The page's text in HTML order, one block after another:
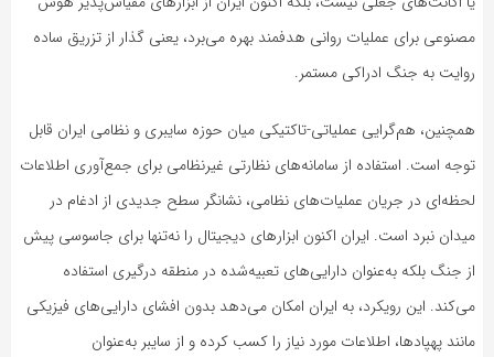
مصنوعی برای عملیات روانی هدفمند بهره می‌برد، یعنی گذار از تزریق ساده
روایت به جنگ ادراکی مستمر.
همچنین، هم‌گرایی عملیاتی-تاکتیکی میان حوزه سایبری و نظامی ایران قابل
توجه است. استفاده از سامانه‌های نظارتی غیرنظامی برای جمع‌آوری اطلاعات
لحظه‌ای در جریان عملیات‌های نظامی، نشانگر سطح جدیدی از ادغام در
میدان نبرد است. ایران اکنون ابزارهای دیجیتال را نه‌تنها برای جاسوسی پیش
از جنگ بلکه به‌عنوان دارایی‌های تعبیه‌شده در منطقه درگیری استفاده
می‌کند. این رویکرد، به ایران امکان می‌دهد بدون افشای دارایی‌های فیزیکی
مانند پهپادها، اطلاعات مورد نیاز را کسب کرده و از سایبر به‌عنوان